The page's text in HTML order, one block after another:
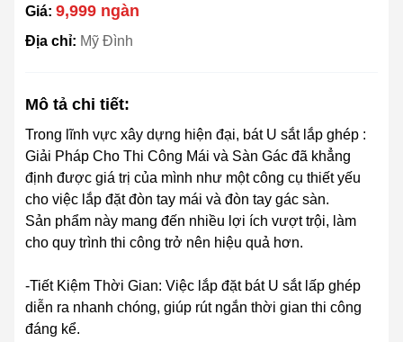
Giá: 9,999 ngàn
Địa chỉ: Mỹ Đình
Mô tả chi tiết:
Trong lĩnh vực xây dựng hiện đại, bát U sắt lắp ghép :
Giải Pháp Cho Thi Công Mái và Sàn Gác đã khẳng
định được giá trị của mình như một công cụ thiết yếu
cho việc lắp đặt đòn tay mái và đòn tay gác sàn.
Sản phẩm này mang đến nhiều lợi ích vượt trội, làm
cho quy trình thi công trở nên hiệu quả hơn.
-Tiết Kiệm Thời Gian: Việc lắp đặt bát U sắt lấp ghép
diễn ra nhanh chóng, giúp rút ngắn thời gian thi công
đáng kể.